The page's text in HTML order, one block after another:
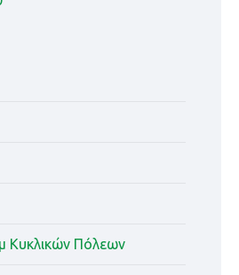
Κυκλικών Πόλεων